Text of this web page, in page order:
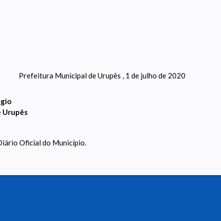
Prefeitura Municipal de Urupês , 1 de julho de 2020
Urupês
Oficial do Município.